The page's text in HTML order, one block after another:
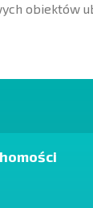
obiektów